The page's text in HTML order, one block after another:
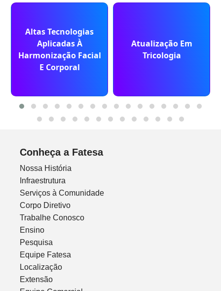
Altas Tecnologias
Aplicadas À
Harmonização Facial
E Corporal
Atualização Em
Tricologia
Conheça a Fatesa
Nossa História
Infraestrutura
Serviços à Comunidade
Corpo Diretivo
Trabalhe Conosco
Ensino
Pesquisa
Equipe Fatesa
Localização
Extensão